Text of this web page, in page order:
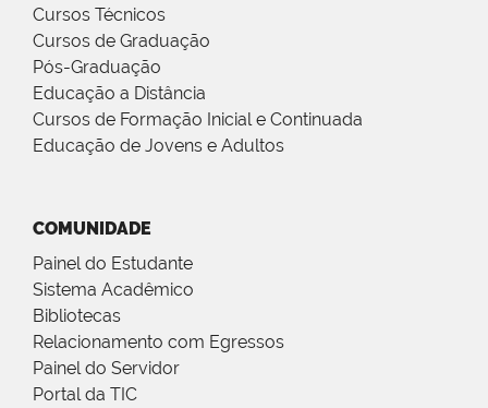
Cursos Técnicos
Cursos de Graduação
Pós-Graduação
Educação a Distância
Cursos de Formação Inicial e Continuada
Educação de Jovens e Adultos
COMUNIDADE
Painel do Estudante
Sistema Acadêmico
Bibliotecas
Relacionamento com Egressos
Painel do Servidor
Portal da TIC